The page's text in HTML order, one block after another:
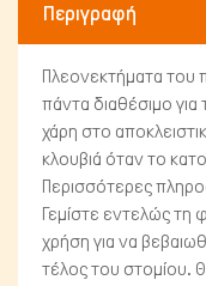
Πτηνά
Περιγραφή
Πλεονεκτήματα του
πάντα διαθέσιμο για
χάρη στο
κλουβιά όταν το
Περισσότερες
Γεμίστε εντελώς τη
χρήση για να
τέλος του στομίου.